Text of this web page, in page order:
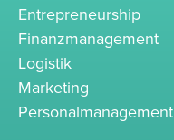
Entrepreneurship
Finanzmanagement
Logistik
Marketing
Personalmanagement